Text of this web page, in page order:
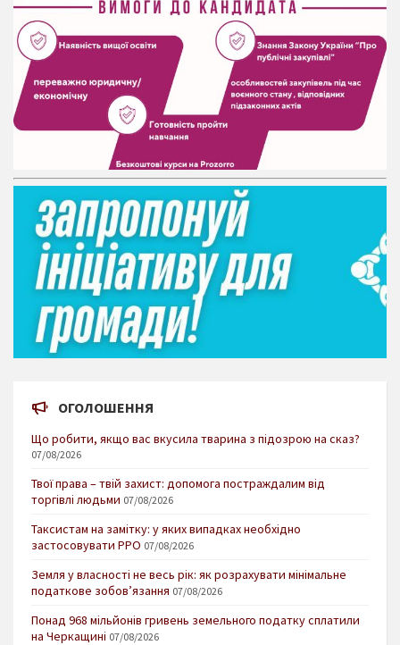
ОГОЛОШЕННЯ
Що робити, якщо вас вкусила тварина з підозрою на сказ?
07/08/2026
Твої права – твій захист: допомога постраждалим від
торгівлі людьми 07/08/2026
Таксистам на замітку: у яких випадках необхідно
застосовувати РРО 07/08/2026
Земля у власності не весь рік: як розрахувати мінімальне
податкове зобов’язання 07/08/2026
Понад 968 мільйонів гривень земельного податку сплатили
на Черкащині 07/08/2026